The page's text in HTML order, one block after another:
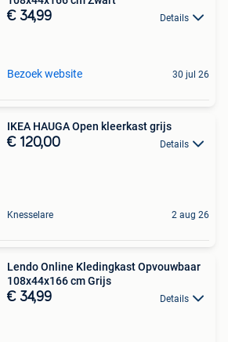
€ 34,99 Details
Bezoek website 30 jul 26
IKEA HAUGA Open kleerkast grijs
€ 120,00 Details
Knesselare 2 aug 26
Lendo Online Kledingkast Opvouwbaar
108x44x166 cm Grijs
€ 34,99 Details